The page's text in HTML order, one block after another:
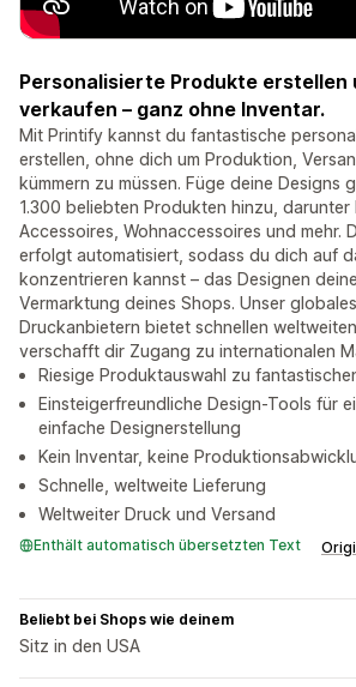
Personalisierte Produkte erstellen
verkaufen – ganz ohne Inventar.
Mit Printify kannst du fantastische
erstellen, ohne dich um Produktion,
kümmern zu müssen. Füge deine Designs
1.300 beliebten Produkten hinzu, darunter
Accessoires, Wohnaccessoires und mehr.
erfolgt automatisiert, sodass du dich auf
konzentrieren kannst – das Designen
Vermarktung deines Shops. Unser
Druckanbietern bietet schnellen
verschafft dir Zugang zu internationalen
Riesige Produktauswahl zu
Einsteigerfreundliche Design-Tools für
einfache Designerstellung
Kein Inventar, keine
Schnelle, weltweite Lieferung
Weltweiter Druck und Versand
Enthält automatisch übersetzten Text
Beliebt bei Shops wie deinem
Sitz in den USA